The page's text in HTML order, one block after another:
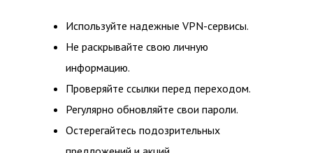
Используйте надежные VPN-сервисы.
Не раскрывайте свою личную
информацию.
Проверяйте ссылки перед переходом.
Регулярно обновляйте свои пароли.
Остерегайтесь подозрительных